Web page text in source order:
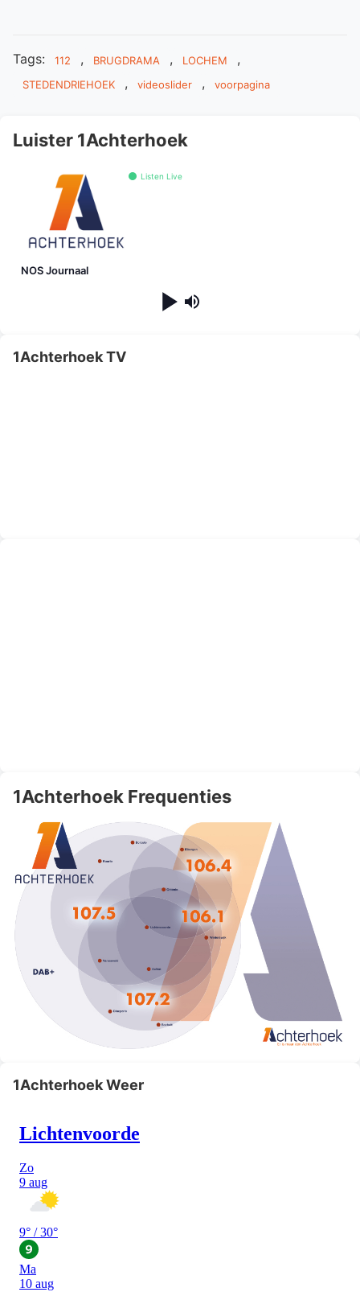
Tags: 112 , BRUGDRAMA , LOCHEM ,
STEDENDRIEHOEK , videoslider , voorpagina
Luister 1Achterhoek
Listen Live
NOS Journaal
1Achterhoek TV
1Achterhoek Frequenties
1Achterhoek Weer